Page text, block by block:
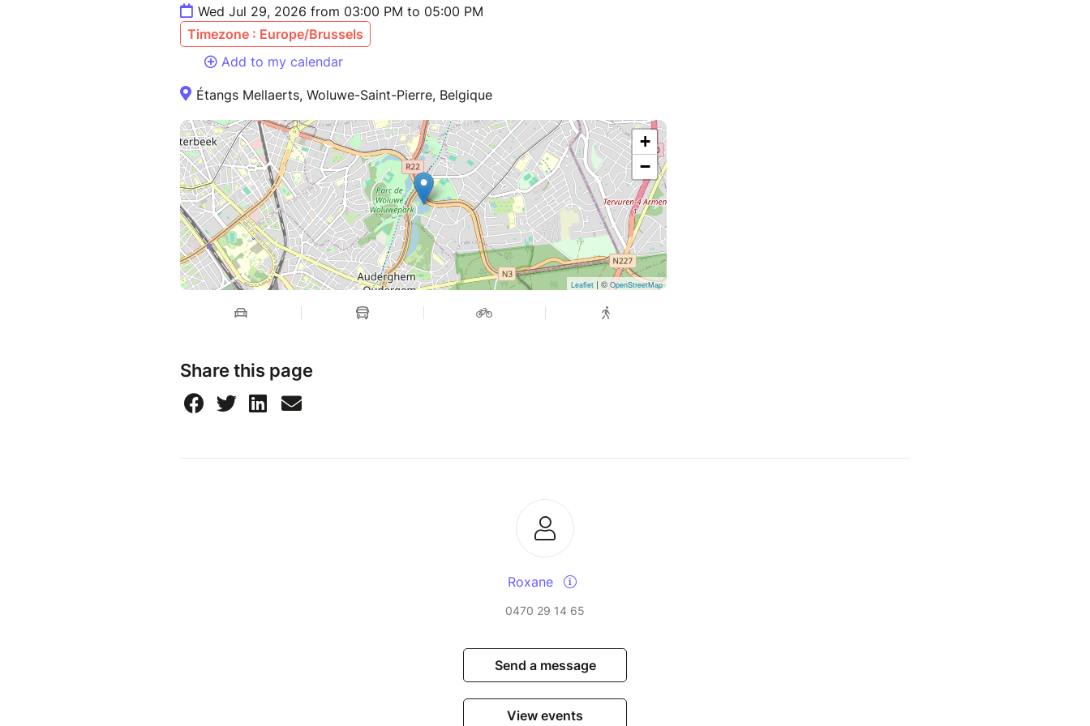
Wed Jul 29, 2026 from 03:00 PM to 05:00 PM
Timezone : Europe/Brussels
Add to my calendar
Étangs Mellaerts, Woluwe-Saint-Pierre, Belgique
+
−
Leaflet | © OpenStreetMap
Share this page
Roxane
0470 29 14 65
Send a message
View events